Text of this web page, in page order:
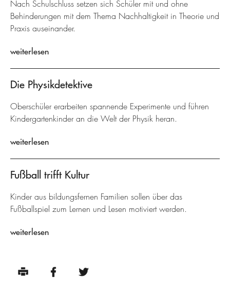
Nach Schulschluss setzen sich Schüler mit und ohne
Behinderungen mit dem Thema Nachhaltigkeit in Theorie und
Praxis auseinander.
weiterlesen
Die Physikdetektive
Oberschüler erarbeiten spannende Experimente und führen
Kindergartenkinder an die Welt der Physik heran.
weiterlesen
Fußball trifft Kultur
Kinder aus bildungsfernen Familien sollen über das
Fußballspiel zum Lernen und Lesen motiviert werden.
weiterlesen